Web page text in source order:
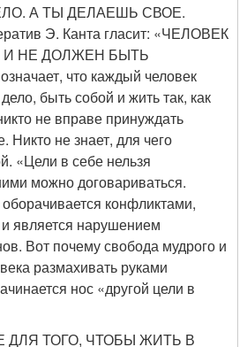
А ТЫ ДЕЛАЕШЬ СВОЕ.
Э. Канта гласит: «ЧЕЛОВЕК
НЕ ДОЛЖЕН БЫТЬ
что каждый человек
быть собой и жить так, как
не вправе принуждать
Никто не знает, для чего
«Цели в себе нельзя
можно договариваться.
конфликтами,
является нарушением
Вот почему свобода мудрого и
размахивать руками
нос «другой цели в
ДЛЯ ТОГО, ЧТОБЫ ЖИТЬ В